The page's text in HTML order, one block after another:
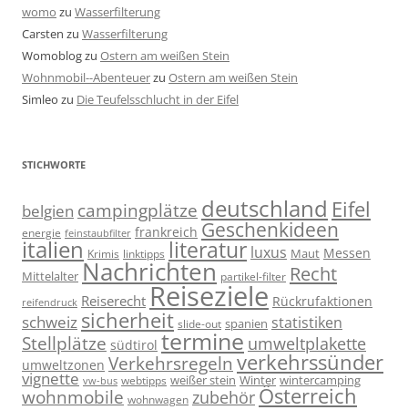
womo zu Wasserfilterung
Carsten zu Wasserfilterung
Womoblogzu Ostern am weißen Stein
Wohnmobil--Abenteuerzu Ostern am weißen Stein
Simleo zu Die Teufelsschlucht in der Eifel
STICHWORTE
belgien campingplätze deutschland Eifel
energie feinstaubfilter frankreich Geschenkideen
italien Krimis linktipps literatur luxus Maut Messen
Mittelalter Nachrichten partikel-filter Recht
reifendruck Reiserecht Reiseziele Rückrufaktionen
schweiz sicherheit slide-out spanien statistiken
Stellplätze südtirol termine umweltplakette
umweltzonen Verkehrsregeln verkehrssünder
vignette vw-bus webtipps weißer stein Winter wintercamping
wohnmobile wohnwagen zubehör Österreich